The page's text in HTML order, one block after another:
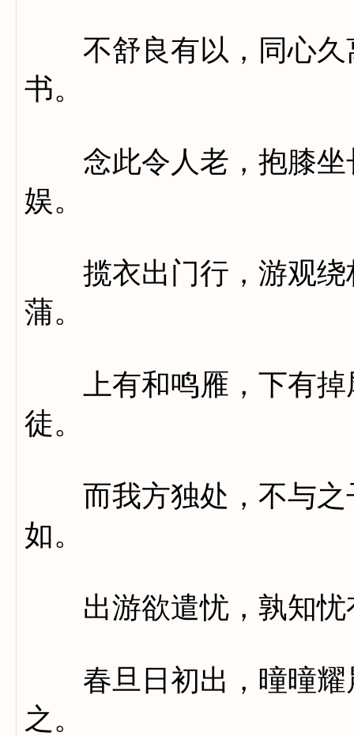
不舒良有以，同心久
书。
念此令人老，抱膝坐
娱。
揽衣出门行，游观绕
蒲。
上有和鸣雁，下有掉
徒。
而我方独处，不与之
如。
出游欲遣忧，孰知忧
春旦日初出，曈曈耀
之。